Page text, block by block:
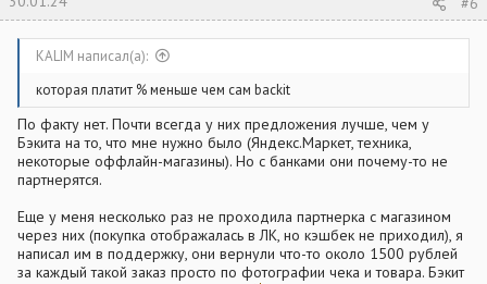
KALIM написал(а):
которая платит % меньше чем сам backit
По факту нет. Почти всегда у них предложения лучше, чем у
Бэкита на то, что мне нужно было (Яндекс.Маркет, техника,
некоторые оффлайн-магазины). Но с банками они почему-то не
партнерятся.
Еще у меня несколько раз не проходила партнерка с магазином
через них (покупка отображалась в ЛК, но кэшбек не приходил), я
написал им в поддержку, они вернули что-то около 1500 рублей
за каждый такой заказ просто по фотографии чека и товара. Бэкит